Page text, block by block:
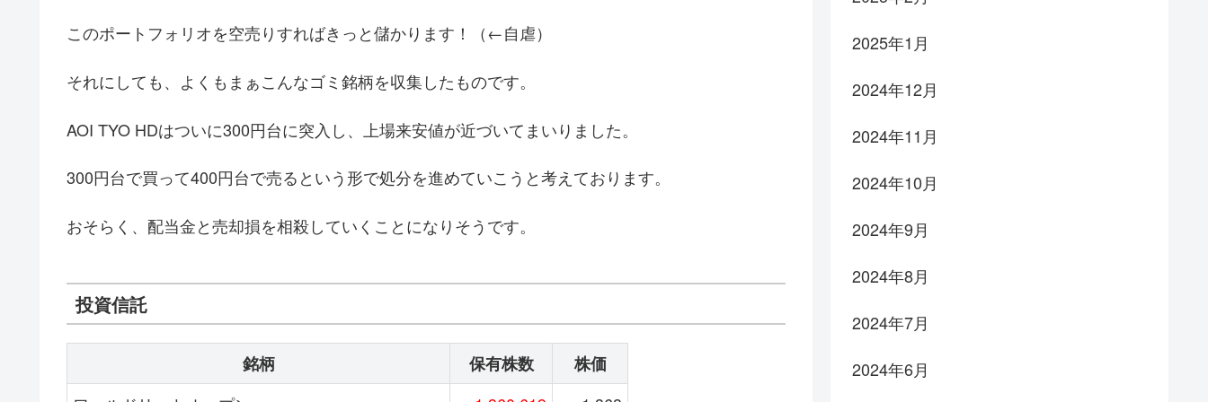
このポートフォリオを空売りすればきっと儲かります！（←自虐）
それにしても、よくもまぁこんなゴミ銘柄を収集したものです。
AOI TYO HDはついに300円台に突入し、上場来安値が近づいてまいりました。
300円台で買って400円台で売るという形で処分を進めていこうと考えております。
おそらく、配当金と売却損を相殺していくことになりそうです。
投資信託
銘柄 保有株数
株価
2025年1月
2024年12月
2024年11月
2024年10月
2024年9月
2024年8月
2024年7月
2024年6月